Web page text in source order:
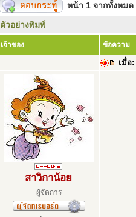
หน้า 1 จากทั้งหมด
ตัวอย่างพิมพ์
เจ้าของ ข้อความ
เมื่อ:
สาวิกาน้อย
ผู้จัดการ